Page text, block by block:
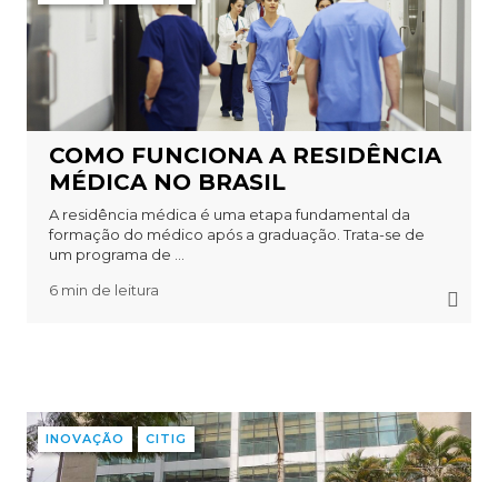
COMO FUNCIONA A RESIDÊNCIA
MÉDICA NO BRASIL
A residência médica é uma etapa fundamental da
formação do médico após a graduação. Trata-se de
um programa de ...
6 min de leitura
INOVAÇÃO CITIG